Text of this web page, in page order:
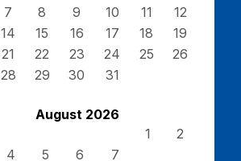
7 8 9 10 11
12
14 15 16 17 18
19
21 22 23 24 25
26
28 29 30 31
August 2026
1
2
4 5 6 7